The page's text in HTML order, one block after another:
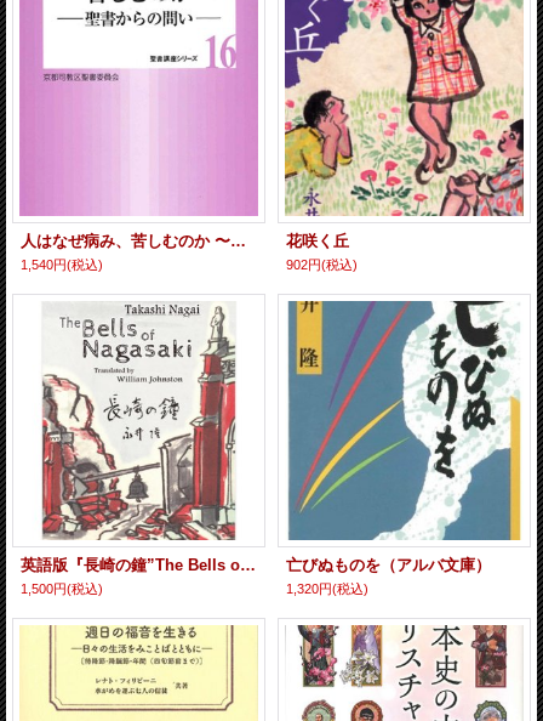
人はなぜ病み、苦しむのか 〜聖書からの問い〜 京都聖書委員会シリーズNo.16
1,540円(税込)
花咲く丘
902円(税込)
英語版『長崎の鐘”The Bells of Nagasaki”』
1,500円(税込)
亡びぬものを（アルバ文庫）
1,320円(税込)